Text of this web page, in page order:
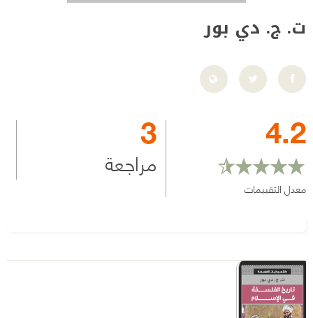
ت. ج. دي بور
4.2
معدل التقييمات
3
مراجعة